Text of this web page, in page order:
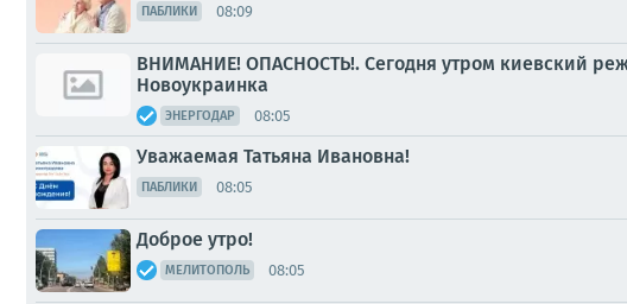
ПАБЛИКИ 08:09
ВНИМАНИЕ! ОПАСНОСТЬ!. Сегодня утром киевский
Новоукраинка
ЭНЕРГОДАР 08:05
Уважаемая Татьяна Ивановна!
ПАБЛИКИ 08:05
Доброе утро!
МЕЛИТОПОЛЬ 08:05